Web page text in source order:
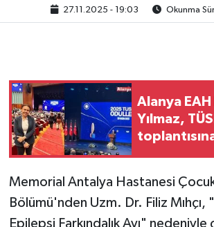
27.11.2025 - 19:03 Okunma
Alanya
Yılmaz,
Memorial Antalya Hastanesi
Bölümü'nden Uzm. Dr. Filiz Mıhçı,
Epilepsi Farkındalık Ayı"